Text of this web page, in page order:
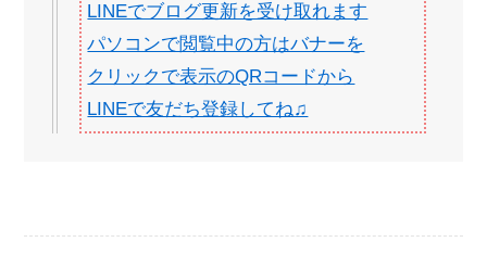
LINEでブログ更新を受け取れます
パソコンで閲覧中の方はバナーを
クリックで表示のQRコードから
LINEで友だち登録してね♫